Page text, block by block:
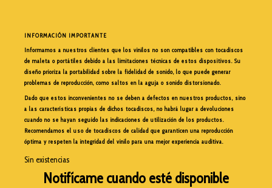
INFORMACIÓN IMPORTANTE
Informamos a nuestros clientes que los vinilos no son compatibles con tocadiscos
de maleta o portátiles debido a las limitaciones técnicas de estos dispositivos. Su
diseño prioriza la portabilidad sobre la fidelidad de sonido, lo que puede generar
problemas de reproducción, como saltos en la aguja o sonido distorsionado.
Dado que estos inconvenientes no se deben a defectos en nuestros productos, sino
a las características propias de dichos tocadiscos, no habrá lugar a devoluciones
cuando no se hayan seguido las indicaciones de utilización de los productos.
Recomendamos el uso de tocadiscos de calidad que garanticen una reproducción
óptima y respeten la integridad del vinilo para una mejor experiencia auditiva.
Sin existencias
Notifícame cuando esté disponible